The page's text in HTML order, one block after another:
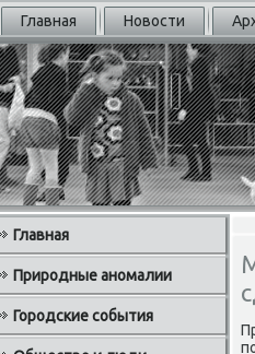
Главная Новости
Главная
Природные аномалии
Городские события